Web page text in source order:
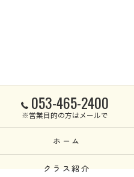
053-465-2400
※営業目的の方はメールで
ホーム
クラス紹介